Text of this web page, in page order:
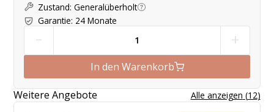
Zustand: Generalüberholt
Garantie: 24 Monate
- +
In den Warenkorb
Weitere Angebote Alle anzeigen (12)